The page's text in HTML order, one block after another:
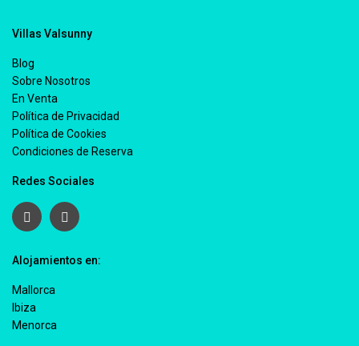
Villas Valsunny
Blog
Sobre Nosotros
En Venta
Política de Privacidad
Política de Cookies
Condiciones de Reserva
Redes Sociales
Alojamientos en:
Mallorca
Ibiza
Menorca